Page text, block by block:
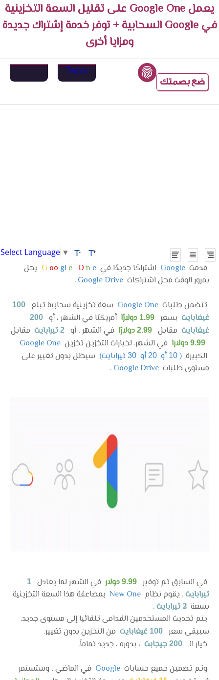
يعمل Google One على تقليل السعة التخزينية
في Google السحابية + توفر خدمة إشتراك جديدة
ومزايا أخرى
ضع بصمتك
Tweet
Select Language ▼ T+
T-
قدمت Google اشتراكًا جديدًا في G oo gl e O n e
يحل
بمرور الوقت محل اشتراكات Google Drive
.
تتضمن طلبات Google One سعة تخزينية سحابية تبلغ 100
غيغابايت بسعر 1.99 دولارًا أمريكيًا في الشهر ، أو 200
غيغابايت مقابل 2.99 دولارًا في الشهر ، أو 2 تيرابايت مقابل
9.99 دولارا في الشهر. لخيارات التخزين تخزين Google One
الكبيرة (
10 أو 20 أو 30 تيرابايت) سيظل بدون تغيير على
مستوى طلبات Google Drive
.
في السابق تم توفير 9.99 دولار في الشهر لما يعادل 1
تيرابايت. يقوم نظام New One بمضاعفة هذا السعة التخزينية
بسعة 2 تيرابايت
.
يتم تحديث المستخدمين القدامى تلقائيا إلى مستوى جديد.
سيبقى سعر
100 غيغابايت من التخزين بدون تغيير.
خيار الـ
200 جيجابت ، بدوره ، جديد تماماً.
وتم تضمين جميع حسابات Google في الماضي ، وستستمر